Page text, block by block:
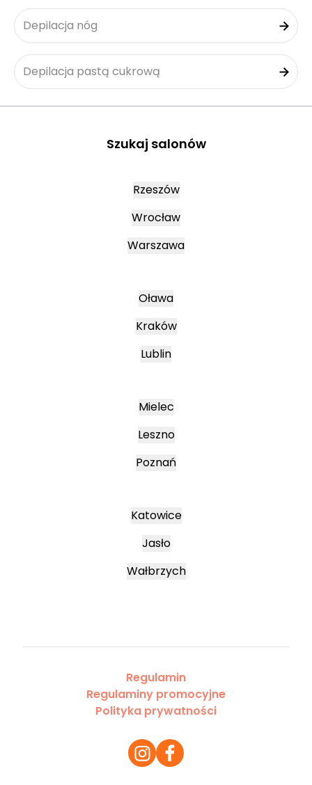
Depilacja nóg
Depilacja pastą cukrową
Szukaj salonów
Rzeszów
Wrocław
Warszawa
Oława
Kraków
Lublin
Mielec
Leszno
Poznań
Katowice
Jasło
Wałbrzych
Regulamin
Regulaminy promocyjne
Polityka prywatności